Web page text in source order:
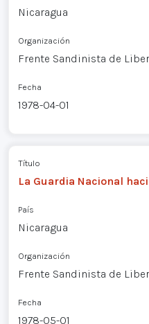
Nicaragua
Organización
Frente Sandinista de
Fecha
1978-04-01
Título
La Guardia Nacional
País
Nicaragua
Organización
Frente Sandinista de
Fecha
1978-05-01